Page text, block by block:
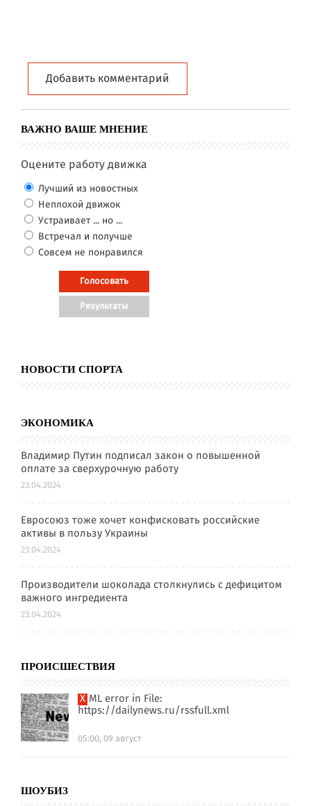
Добавить комментарий
ВАЖНО ВАШЕ МНЕНИЕ
Оцените работу движка
Лучший из новостных
Неплохой движок
Устраивает ... но ...
Встречал и получше
Совсем не понравился
НОВОСТИ СПОРТА
ЭКОНОМИКА
Владимир Путин подписал закон о повышенной
оплате за сверхурочную работу
23.04.2024
Евросоюз тоже хочет конфисковать российские
активы в пользу Украины
23.04.2024
Производители шоколада столкнулись с дефицитом
важного ингредиента
23.04.2024
ПРОИСШЕСТВИЯ
XML error in File:
https://dailynews.ru/rssfull.xml
05:00, 09 август
ШОУБИЗ